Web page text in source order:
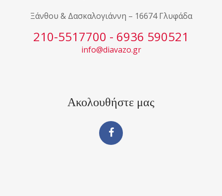
Ξάνθου & Δασκαλογιάννη – 16674 Γλυφάδα
210-5517700 - 6936 590521
info@diavazo.gr
Ακολουθήστε μας